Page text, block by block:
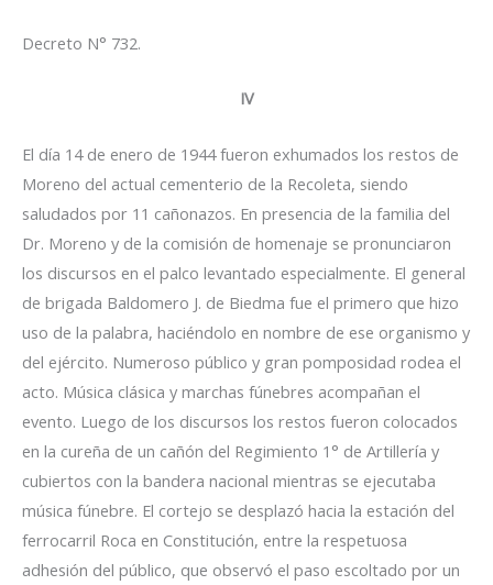
Decreto N° 732.
IV
El día 14 de enero de 1944 fueron exhumados los restos de
Moreno del actual cementerio de la Recoleta, siendo
saludados por 11 cañonazos. En presencia de la familia del
Dr. Moreno y de la comisión de homenaje se pronunciaron
los discursos en el palco levantado especialmente. El general
de brigada Baldomero J. de Biedma fue el primero que hizo
uso de la palabra, haciéndolo en nombre de ese organismo y
del ejército. Numeroso público y gran pomposidad rodea el
acto. Música clásica y marchas fúnebres acompañan el
evento. Luego de los discursos los restos fueron colocados
en la cureña de un cañón del Regimiento 1° de Artillería y
cubiertos con la bandera nacional mientras se ejecutaba
música fúnebre. El cortejo se desplazó hacia la estación del
ferrocarril Roca en Constitución, entre la respetuosa
adhesión del público, que observó el paso escoltado por un